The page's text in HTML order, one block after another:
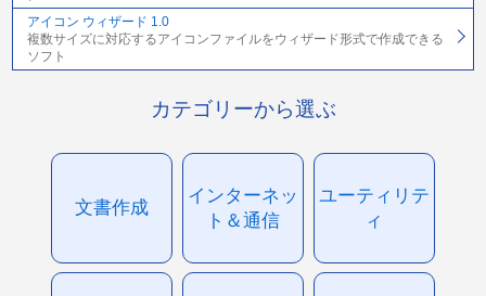
アイコン ウィザード 1.0
複数サイズに対応するアイコンファイルをウィザード形式で作成できる
ソフト
カテゴリーから選ぶ
文書作成
インターネッ
ト＆通信
ユーティリテ
ィ